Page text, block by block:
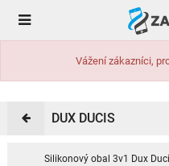
Vážení zákazníci,
DUX DUCIS
Silikonový obal 3v1 Dux